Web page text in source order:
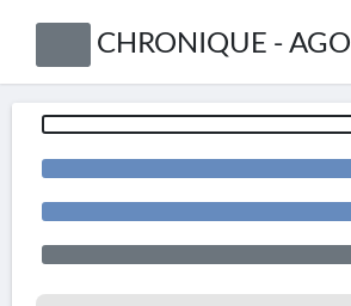
CHRONIQUE - AGO